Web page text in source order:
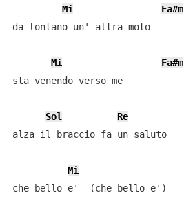
Mi
Fa#m
da lontano un' altra moto
Mi
Fa#m
sta venendo verso me
Sol
Re
alza il braccio fa un saluto
Mi
che bello e'  (che bello e')